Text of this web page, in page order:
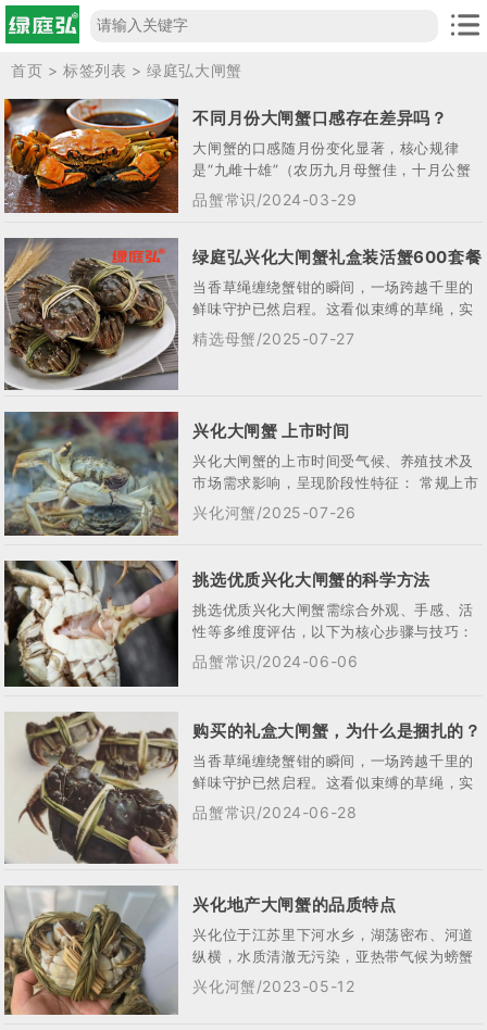
首页 > 标签列表 > 绿庭弘大闸蟹
不同月份大闸蟹口感存在差异吗？
大闸蟹的口感随月份变化显著，核心规律
是“九雌十雄”（农历九月母蟹佳，十月公蟹
美），具体差异如下：6月-8月：未成年童
子蟹...
品蟹常识/2024-03-29
绿庭弘兴化大闸蟹礼盒装活蟹600套餐
当香草绳缠绕蟹钳的瞬间，一场跨越千里的
鲜味守护已然启程。这看似束缚的草绳，实
则是连结绿庭弘兴化大闸蟹与餐桌的文明纽
带 —...
精选母蟹/2025-07-27
兴化大闸蟹 上市时间
兴化大闸蟹的上市时间受气候、养殖技术及
市场需求影响，呈现阶段性特征： 常规上市
周期1‌，尝鲜期（9月上旬）‌• 少量成熟...
兴化河蟹/2025-07-26
挑选优质兴化大闸蟹的科学方法
挑选优质兴化大闸蟹需综合外观、手感、活
性等多维度评估，以下为核心步骤与技巧：
一、外观鉴别 ‌1，区分公母与时令‌： • ...
品蟹常识/2024-06-06
购买的礼盒大闸蟹，为什么是捆扎的？
当香草绳缠绕蟹钳的瞬间，一场跨越千里的
鲜味守护已然启程。这看似束缚的草绳，实
则是连结绿庭弘兴化大闸蟹与餐桌的文明纽
带 —...
品蟹常识/2024-06-28
兴化地产大闸蟹的品质特点
兴化位于江苏里下河水乡，湖荡密布、河道
纵横，水质清澈无污染，亚热带气候为螃蟹
提供了绝佳的生长环境‌。 兴化大...
兴化河蟹/2023-05-12